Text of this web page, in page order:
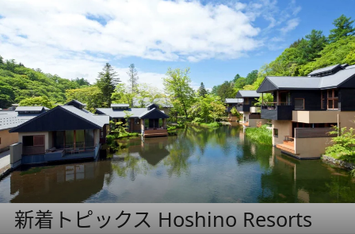
新着トピックス Hoshino Resorts